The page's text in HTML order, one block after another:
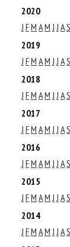
2020
J FM AM J J AS
2019
J FM AM J J AS
2018
J FM AM J J AS
2017
J FM AM J J AS
2016
J FM AM J J AS
2015
J FM AM J J AS
2014
J FM AM J J AS